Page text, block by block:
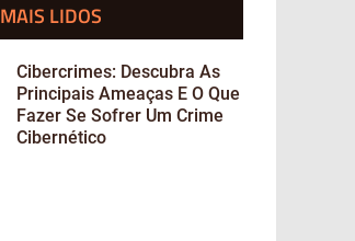
MAIS LIDOS
Cibercrimes: Descubra As
Principais Ameaças E O Que
Fazer Se Sofrer Um Crime
Cibernético